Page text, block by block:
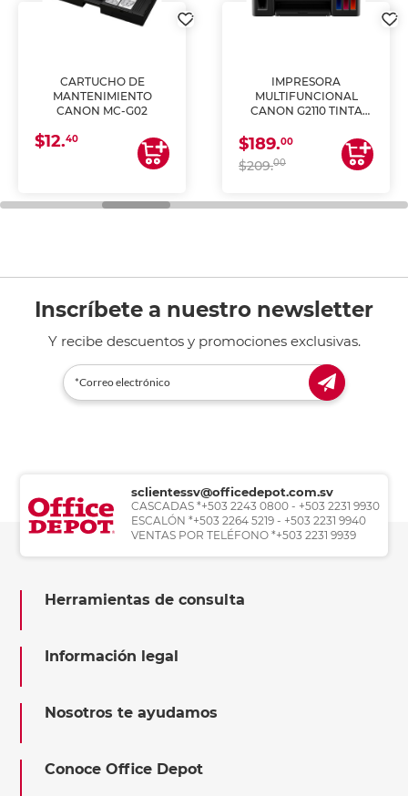
CARTUCHO DE
MANTENIMIENTO
CANON MC-G02
$12.40
IMPRESORA
MULTIFUNCIONAL
CANON G2110 TINTA
$189.00
$209.00
Inscríbete a nuestro newsletter
Y recibe descuentos y promociones exclusivas.
sclientessv@officedepot.com.sv
CASCADAS *+503 2243 0800 - +503 2231 9930
ESCALÓN *+503 2264 5219 - +503 2231 9940
VENTAS POR TELÉFONO *+503 2231 9939
Herramientas de consulta
Información legal
Nosotros te ayudamos
Conoce Office Depot